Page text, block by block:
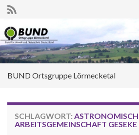
BUND Ortsgruppe Lörmecketal
SCHLAGWORT:
ARBEITSGEMEINSCHAFT GESEKE